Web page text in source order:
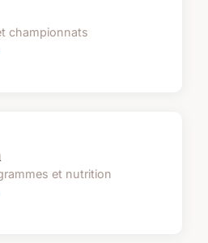
championnats
et nutrition